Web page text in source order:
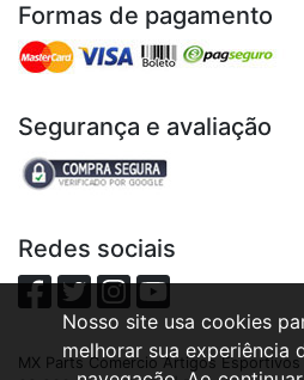
Formas de pagamento
Segurança e avaliação
Redes sociais
MX Parts Comercio Artigos Esportivos
Nosso site usa cookies
melhorar sua experiência